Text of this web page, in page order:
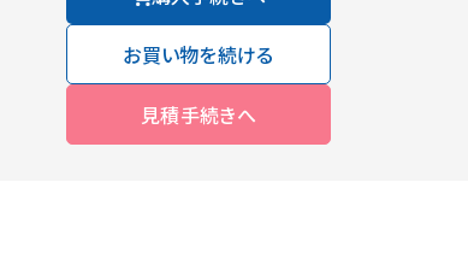
お買い物を続ける
見積手続きへ